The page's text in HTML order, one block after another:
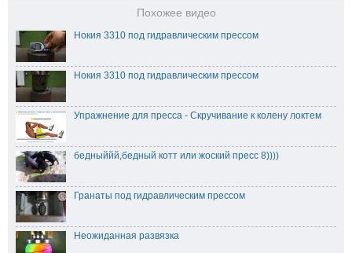
Похожее видео
Нокия 3310 под гидравлическим прессом
Нокия 3310 под гидравлическим прессом
Упражнение для пресса - Скручивание к колену локтем
бедныййй,бедный котт или жоский пресс 8))))
Гранаты под гидравлическим прессом
Неожиданная развязка